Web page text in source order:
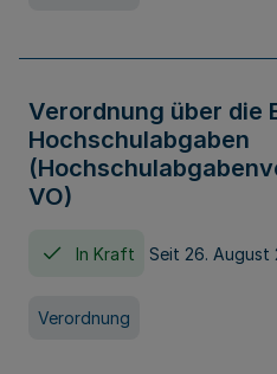
Verordnung über die
Hochschulabgaben
VO)
In Kraft Seit 26. August
Verordnung